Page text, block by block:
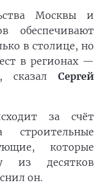
Москвы и
обеспечивают
в столице, но
в регионах —
сказал Сергей
за счёт
которые
из десятков
он.